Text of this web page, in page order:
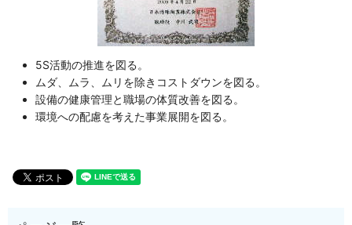
5S活動の推進を図る。
ムダ、ムラ、ムリを除きコストダウンを図る。
設備の健康管理と職場の体質改善を図る。
環境への配慮を考えた事業展開を図る。